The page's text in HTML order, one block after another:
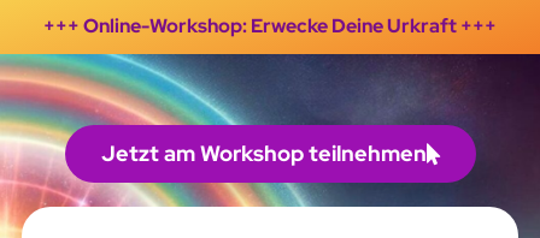
+++ Online-Workshop: Erwecke Deine Urkraft +++
Jetzt am Workshop teilnehmen